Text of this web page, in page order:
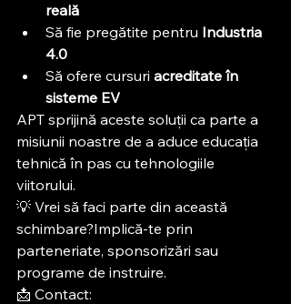
reală
Să fie pregătite pentru Industria
4.0
Să ofere cursuri acreditate în
sisteme EV
APT sprijină aceste soluții ca parte a
misiunii noastre de a aduce educația
tehnică în pas cu tehnologiile
viitorului.
💡 Vrei să faci parte din această
schimbare?Implică-te prin
parteneriate, sponsorizări sau
programe de instruire.
📩 Contact: